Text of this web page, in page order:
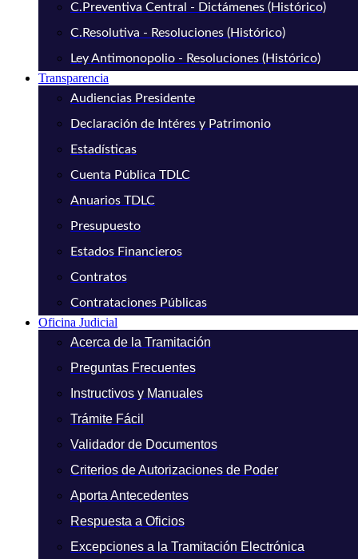
C.Preventiva Central - Dictámenes (Histórico)
C.Resolutiva - Resoluciones (Histórico)
Ley Antimonopolio - Resoluciones (Histórico)
Transparencia
Audiencias Presidente
Declaración de Intéres y Patrimonio
Estadísticas
Cuenta Pública TDLC
Anuarios TDLC
Presupuesto
Estados Financieros
Contratos
Contrataciones Públicas
Oficina Judicial
Acerca de la Tramitación
Preguntas Frecuentes
Instructivos y Manuales
Trámite Fácil
Validador de Documentos
Criterios de Autorizaciones de Poder
Aporta Antecedentes
Respuesta a Oficios
Excepciones a la Tramitación Electrónica